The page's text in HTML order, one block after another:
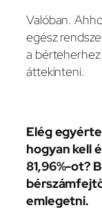
Valóban.
egész
a bérteherhez
áttekinteni.
Elég
hogyan kell
81,96%-ot?
emlegetni.